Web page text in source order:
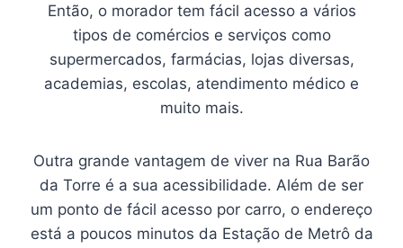
Então, o morador tem fácil acesso a vários
tipos de comércios e serviços como
supermercados, farmácias, lojas diversas,
academias, escolas, atendimento médico e
muito mais.
Outra grande vantagem de viver na Rua Barão
da Torre é a sua acessibilidade. Além de ser
um ponto de fácil acesso por carro, o endereço
está a poucos minutos da Estação de Metrô da